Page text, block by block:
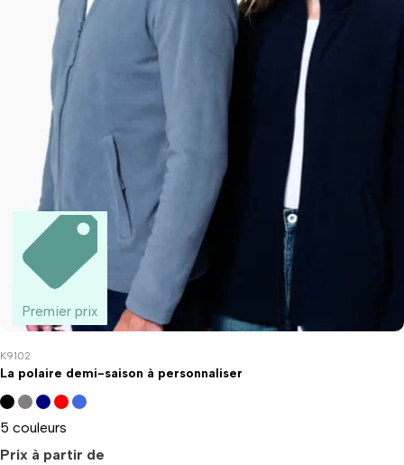
Premier prix
K9102
La polaire demi-saison à personnaliser
5 couleurs
Prix à partir de